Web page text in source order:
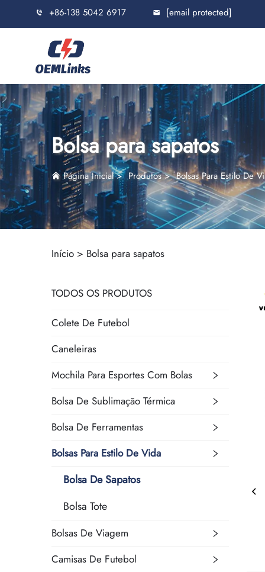
+86-138 5042 6917 [email protected]
Bolsa para sapatos
Página Inicial>Produtos>Bolsas Para Estilo De
Início > Bolsa para sapatos
TODOS OS PRODUTOS
Colete De Futebol
Caneleiras
Mochila Para Esportes Com Bolas
Bolsa De Sublimação Térmica
Bolsa De Ferramentas
Bolsas Para Estilo De Vida
Bolsa De Sapatos
Bolsa Tote
Bolsas De Viagem
Camisas De Futebol